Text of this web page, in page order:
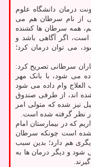
درمان دانشگاه علوم
از نام سرطان هم می
همه سرطان ها کشنده
است، اگر آگاهی باشد و
می توان درمان کرد؛
سرطانی تصریح کرد:
می شود، با بانک مهر
وام داده می شود
نفر معرفی شده اند، از طرفی صندوق
نیز شده که متولی امر
نظر گرفته شده است.
که در بیمارستان امام
شده است چونکه سرطان
هم دارد؛ بدین سبب
شود و دیگر درمان ها به